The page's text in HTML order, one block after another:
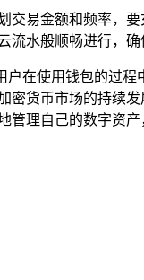
易金额和频率，
水般顺畅进行，
在使用钱包的过
货币市场的持续
理自己的数字资产